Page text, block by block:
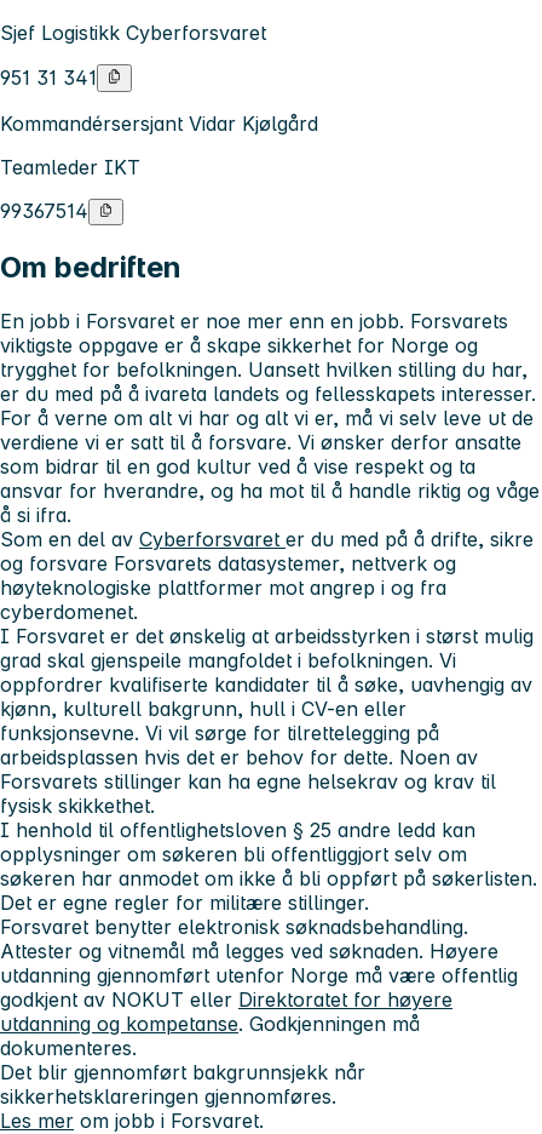
Sjef Logistikk Cyberforsvaret
951 31 341
Kommandérsersjant Vidar Kjølgård
Teamleder IKT
99367514
Om bedriften
En jobb i Forsvaret er noe mer enn en jobb. Forsvarets
viktigste oppgave er å skape sikkerhet for Norge og
trygghet for befolkningen. Uansett hvilken stilling du har,
er du med på å ivareta landets og fellesskapets interesser.
For å verne om alt vi har og alt vi er, må vi selv leve ut de
verdiene vi er satt til å forsvare. Vi ønsker derfor ansatte
som bidrar til en god kultur ved å vise respekt og ta
ansvar for hverandre, og ha mot til å handle riktig og våge
å si ifra.
Som en del av Cyberforsvaret er du med på å drifte, sikre
og forsvare Forsvarets datasystemer, nettverk og
høyteknologiske plattformer mot angrep i og fra
cyberdomenet.
I Forsvaret er det ønskelig at arbeidsstyrken i størst mulig
grad skal gjenspeile mangfoldet i befolkningen. Vi
oppfordrer kvalifiserte kandidater til å søke, uavhengig av
kjønn, kulturell bakgrunn, hull i CV-en eller
funksjonsevne. Vi vil sørge for tilrettelegging på
arbeidsplassen hvis det er behov for dette. Noen av
Forsvarets stillinger kan ha egne helsekrav og krav til
fysisk skikkethet.
I henhold til offentlighetsloven § 25 andre ledd kan
opplysninger om søkeren bli offentliggjort selv om
søkeren har anmodet om ikke å bli oppført på søkerlisten.
Det er egne regler for militære stillinger.
Forsvaret benytter elektronisk søknadsbehandling.
Attester og vitnemål må legges ved søknaden. Høyere
utdanning gjennomført utenfor Norge må være offentlig
godkjent av NOKUT eller Direktoratet for høyere
utdanning og kompetanse. Godkjenningen må
dokumenteres.
Det blir gjennomført bakgrunnsjekk når
sikkerhetsklareringen gjennomføres.
Les mer om jobb i Forsvaret.